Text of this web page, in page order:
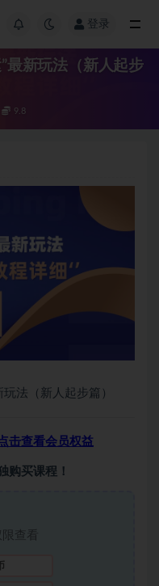
登录
最新玩法（新人起步
9.8
法（新人起步篇）
击查看会员权益
购买课程！
限查看